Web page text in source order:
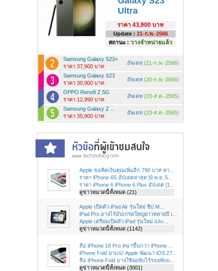
Ultra
ราคา 43,900 บาท
Update : 21-ก.พ.-2566
สถานะ : วางจำหน่ายแล้ว
Samsung Galaxy S23+
ราคา 37,900 บาท
อัพเดท (21-ก.พ.-2566)
Samsung Galaxy S23
ราคา 30,900 บาท
อัพเดท (20-ก.พ.-2566)
OPPO Reno8 Z 5G
ราคา 12,990 บาท
อัพเดท (23-ส.ค.-2565)
Samsung Galaxy Z ...
ราคา 35,900 บาท
อัพเดท (23-ส.ค.-2565)
Apple ขอคิดเงินคุณเพิ่มอีก 790 บาท หา...
ราคา iPhone 6S อัปเดตล่าสุด [9 พ.ย. 5...
ราคา iPhone 6 iPhone 6 Plus อัปเดต [1...
ดูข่าวหมวดนี้ทั้งหมด (21)
Apple เปิดตัว iPad Air รุ่นใหม่ ชิป M...
iPad Pro อาจไร้อัปเกรดใหญ่ยาวหลายปี เ...
Apple เตรียมเปิดตัว iPad รุ่นใหม่ และ...
ดูข่าวหมวดนี้ทั้งหมด (1142)
ลือ iPhone 18 Pro หนาขึ้นกว่า iPhone ...
iPhone Fold มาแน่! Apple พัฒนา iOS 27...
ลือ iPhone Fold อาจใช้จอพับไร้รอยพับแ...
ดูข่าวหมวดนี้ทั้งหมด (3001)